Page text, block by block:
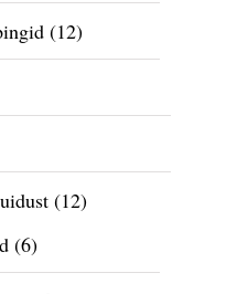
(12)
(12)
(6)